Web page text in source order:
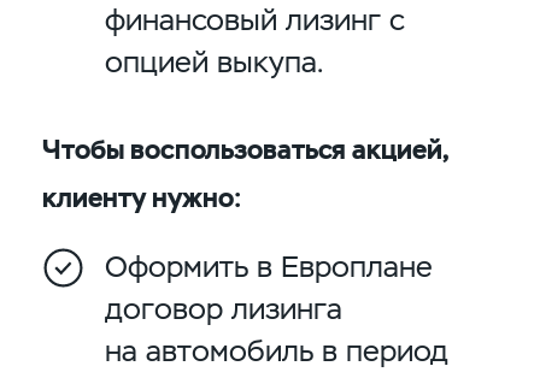
финансовый лизинг с
опцией выкупа.
Чтобы воспользоваться акцией,
клиенту нужно:
Оформить в Европлане
договор лизинга
на автомобиль в период